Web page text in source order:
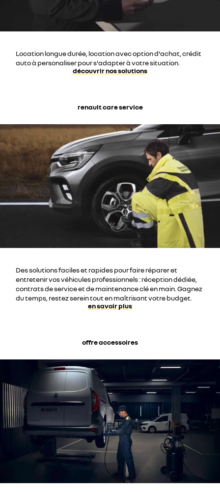
Location longue durée, location avec option d'achat, crédit
auto à personaliser pour s'adapter à votre situation.
découvrir nos solutions
renault care service
Des solutions faciles et rapides pour faire réparer et
entretenir vos véhicules professionnels : réception dédiée,
contrats de service et de maintenance clé en main. Gagnez
du temps, restez serein tout en maîtrisant votre budget.
en savoir plus
offre accessoires